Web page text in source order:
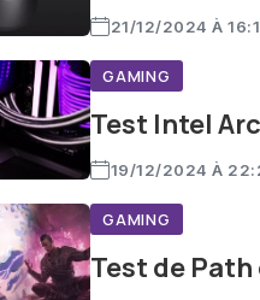
21/12/2024 À
GAMING
Test Intel
19/12/2024 À
GAMING
Test de Path